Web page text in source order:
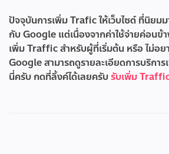
ปัจจุบันการเพิ่ม Trafic ให้เว็บไซต์ ที่นิย
กับ Google แต่เนื่องจากค่าใช้จ่ายค่อนข้า
เพิ่ม Traffic สำหรับผู้ที่เริ่มต้น หรือ ไม่อ
Google สามารถดูรายละเอียดการบริกา
นี่ครับ กดที่ลิ้งค์ได้เลยครับรับเพิ่ม Traffic